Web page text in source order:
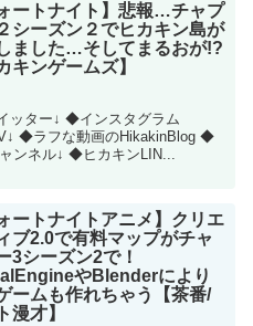
ォートナイト】悲報…チャプ
シーズン２でヒカキン島が
ました…そしてまるおが!?
キンゲームズ】
ッター↓ ◆インスタグラム
◆ラフな動画のHikakinBlog ◆
ンネル↓ ◆ヒカキンLIN...
ートナイトアニメ】クリエ
ブ2.0で有料マップがチャ
3シーズン2で！
やBlenderにより
ームも作れちゃう【茶番/
漫才】